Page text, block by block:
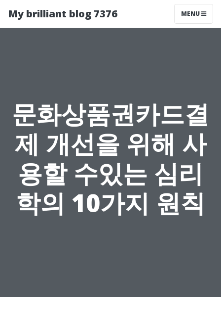
My brilliant blog 7376 MENU
문화상품권카드결
제 개선을 위해 사
용할 수있는 심리
학의 10가지 원칙